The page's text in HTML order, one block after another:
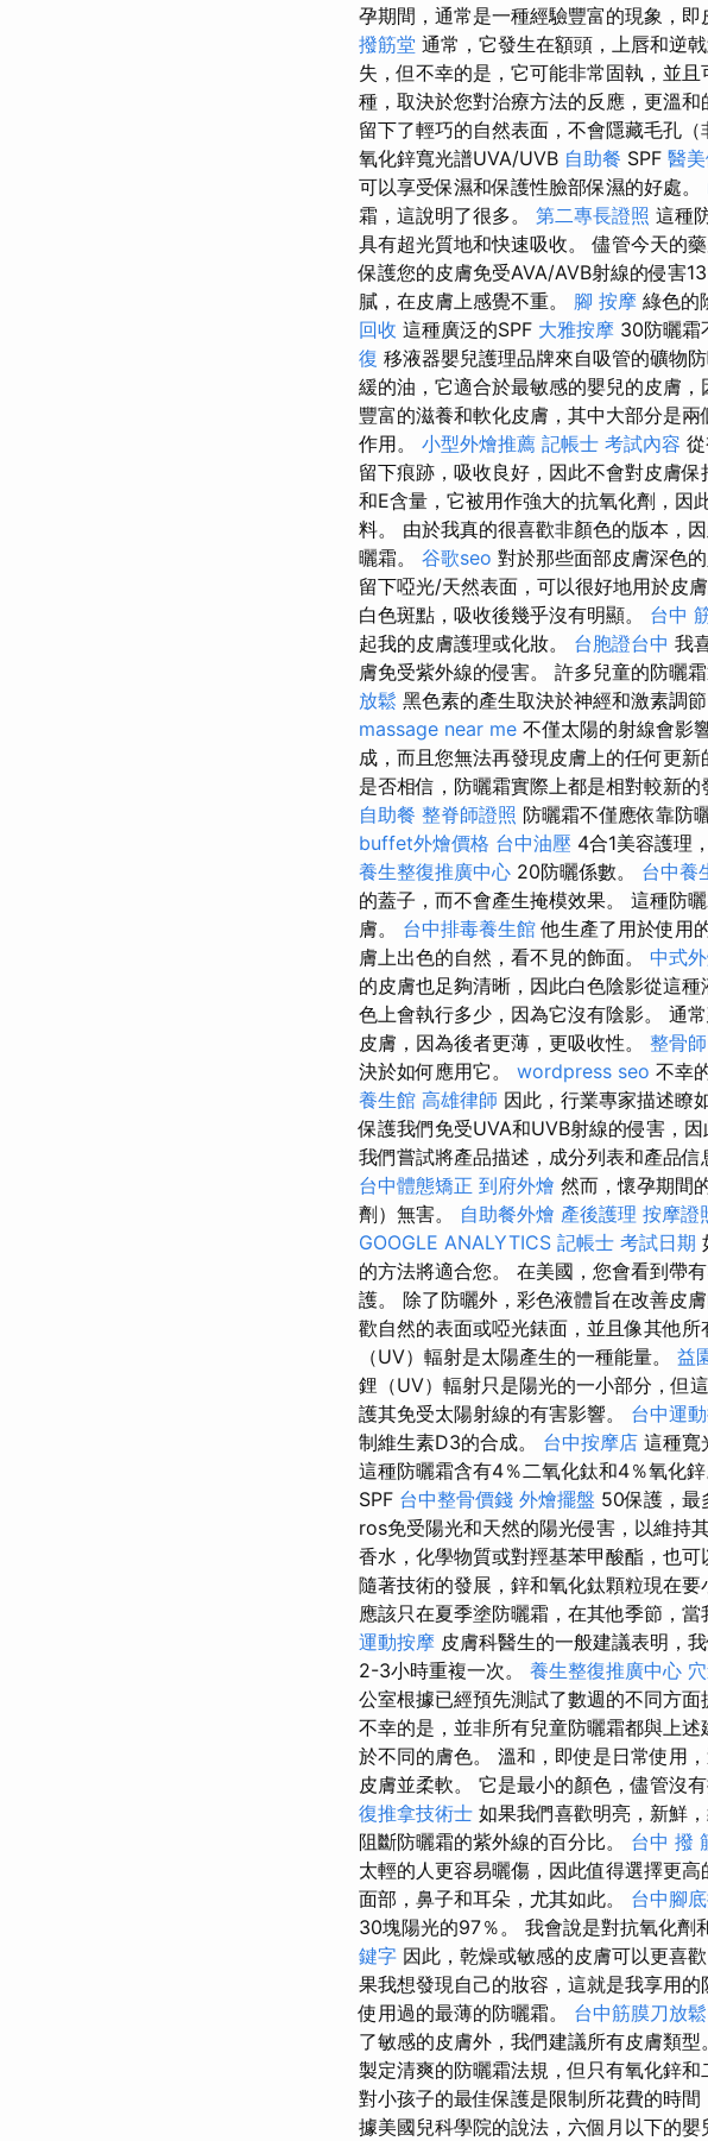
孕期間，通常是一種經驗豐富的現象，
撥筋堂 通常，它發生在額頭，上唇和逆
失，但不幸的是，它可能非常固執，並
種，取決於您對治療方法的反應，更溫
留下了輕巧的自然表面，不會隱藏毛孔（
氧化鋅寬光譜UVA/UVB 自助餐 SPF 醫
可以享受保濕和保護性臉部保濕的好處。
霜，這說明了很多。 第二專長證照 這種
具有超光質地和快速吸收。 儘管今天的
保護您的皮膚免受AVA/AVB射線的侵害
膩，在皮膚上感覺不重。 腳 按摩 綠色的
回收 這種廣泛的SPF 大雅按摩 30防曬霜
復 移液器嬰兒護理品牌來自吸管的礦物
緩的油，它適合於最敏感的嬰兒的皮膚
豐富的滋養和軟化皮膚，其中大部分是
作用。 小型外燴推薦 記帳士 考試內容
留下痕跡，吸收良好，因此不會對皮膚保
和E含量，它被用作強大的抗氧化劑，因
料。 由於我真的很喜歡非顏色的版本，
曬霜。 谷歌seo 對於那些面部皮膚深色
留下啞光/天然表面，可以很好地用於皮
白色斑點，吸收後幾乎沒有明顯。 台中
起我的皮膚護理或化妝。 台胞證台中 我
膚免受紫外線的侵害。 許多兒童的防曬
放鬆 黑色素的產生取決於神經和激素調
massage near me 不僅太陽的射線會影
成，而且您無法再發現皮膚上的任何更新
是否相信，防曬霜實際上都是相對較新
自助餐 整脊師證照 防曬霜不僅應依靠防
buffet外燴價格 台中油壓 4合1美容護理
養生整復推廣中心 20防曬係數。 台中養
的蓋子，而不會產生掩模效果。 這種防
膚。 台中排毒養生館 他生產了用於使用
膚上出色的自然，看不見的飾面。 中式
的皮膚也足夠清晰，因此白色陰影從這種
色上會執行多少，因為它沒有陰影。 通
皮膚，因為後者更薄，更吸收性。 整骨師
決於如何應用它。 wordpress seo 不幸
養生館 高雄律師 因此，行業專家描述瞭
保護我們免受UVA和UVB射線的侵害，
我們嘗試將產品描述，成分列表和產品
台中體態矯正 到府外燴 然而，懷孕期間
劑）無害。 自助餐外燴 產後護理 按摩證
GOOGLE ANALYTICS 記帳士 考試日期
的方法將適合您。 在美國，您會看到帶
護。 除了防曬外，彩色液體旨在改善皮
歡自然的表面或啞光錶面，並且像其他所
（UV）輻射是太陽產生的一種能量。 益
鋰（UV）輻射只是陽光的一小部分，但
護其免受太陽射線的有害影響。 台中運
制維生素D3的合成。 台中按摩店 這種寬
這種防曬霜含有4％二氧化鈦和4％氧化鋅
SPF 台中整骨價錢 外燴擺盤 50保護，最
ros免受陽光和天然的陽光侵害，以維持
香水，化學物質或對羥基苯甲酸酯，也可
隨著技術的發展，鋅和氧化鈦顆粒現在
應該只在夏季塗防曬霜，在其他季節，
運動按摩 皮膚科醫生的一般建議表明，
2-3小時重複一次。 養生整復推廣中心
公室根據已經預先測試了數週的不同方面
不幸的是，並非所有兒童防曬霜都與上
於不同的膚色。 溫和，即使是日常使用
皮膚並柔軟。 它是最小的顏色，儘管沒
復推拿技術士 如果我們喜歡明亮，新鮮
阻斷防曬霜的紫外線的百分比。 台中 撥
太輕的人更容易曬傷，因此值得選擇更高
面部，鼻子和耳朵，尤其如此。 台中腳
30塊陽光的97％。 我會說是對抗氧化劑
鍵字 因此，乾燥或敏感的皮膚可以更喜
果我想發現自己的妝容，這就是我享用的
使用過的最薄的防曬霜。 台中筋膜刀放鬆
了敏感的皮膚外，我們建議所有皮膚類型
製定清爽的防曬霜法規，但只有氧化鋅和
對小孩子的最佳保護是限制所花費的時
據美國兒科學院的說法，六個月以下的